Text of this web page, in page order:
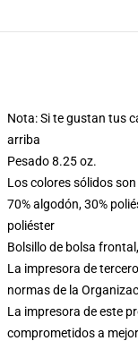
Nota: Si te gustan tus
arriba
Pesado 8.25 oz.
Los colores sólidos
70% algodón, 30%
poliéster
Bolsillo de bolsa
La impresora de
normas de la
La impresora de este
comprometidos a